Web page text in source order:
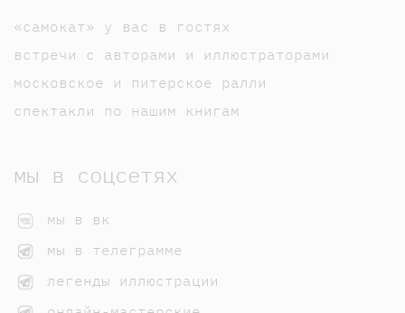
«самокат» у вас в гостях
встречи с авторами и иллюстраторами
московское и питерское ралли
спектакли по нашим книгам
мы в соцсетях
мы в вк
мы в телеграмме
легенды иллюстрации